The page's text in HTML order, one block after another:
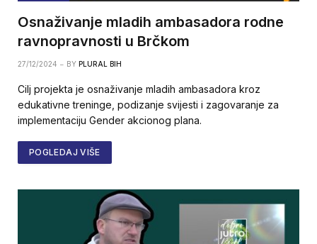
Osnaživanje mladih ambasadora rodne
ravnopravnosti u Brčkom
27/12/2024 BY PLURAL BIH
Cilj projekta je osnaživanje mladih ambasadora kroz
edukativne treninge, podizanje svijesti i zagovaranje za
implementaciju Gender akcionog plana.
POGLEDAJ VIŠE